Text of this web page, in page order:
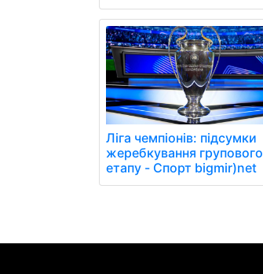
Ліга чемпіонів: підсумки
жеребкування групового
етапу - Спорт bigmir)net